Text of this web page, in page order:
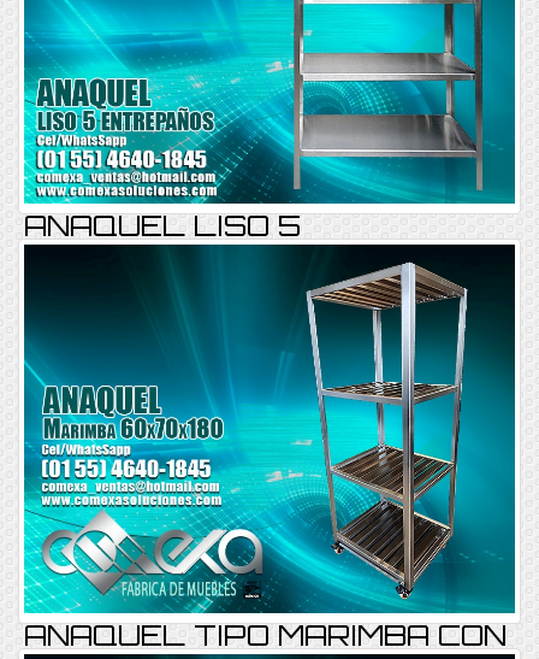
ANAQUEL LISO 5
ENTREPAÑOS
ANAQUEL REF-004
Consultar
ANAQUEL TIPO MARIMBA CON